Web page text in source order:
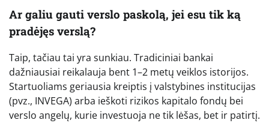
Ar galiu gauti verslo paskolą, jei esu tik ką
pradėjęs verslą?
Taip, tačiau tai yra sunkiau. Tradiciniai bankai
dažniausiai reikalauja bent 1–2 metų veiklos istorijos.
Startuoliams geriausia kreiptis į valstybines institucijas
(pvz., INVEGA) arba ieškoti rizikos kapitalo fondų bei
verslo angelų, kurie investuoja ne tik lėšas, bet ir patirtį.